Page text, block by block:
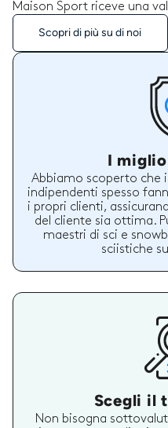
Maison Sport riceve una
Scopri di più su di noi
I
Abbiamo scoperto che
indipendenti spesso
i propri clienti,
del cliente sia ottima.
maestri di sci e
sciistiche
Scegli il
Non bisogna